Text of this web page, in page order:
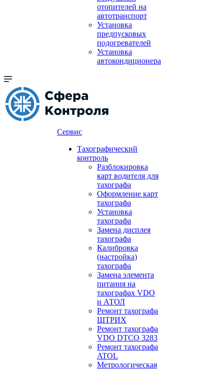
отопителей на
автотранспорт
Установка
предпусковых
подогревателей
Установка
автокондиционера
Сервис
Тахографический
контроль
Разблокировка
карт водителя для
тахографа
Оформление карт
тахографа
Установка
тахографа
Замена дисплея
тахографа
Калибровка
(настройка)
тахографа
Замена элемента
питания на
тахографах VDO
и АТОЛ
Ремонт тахографа
ШТРИХ
Ремонт тахографа
VDO DTCO 3283
Ремонт тахографа
ATOL
Метрологическая